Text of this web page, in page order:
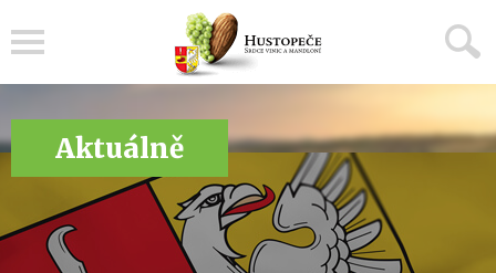
Aktuálně